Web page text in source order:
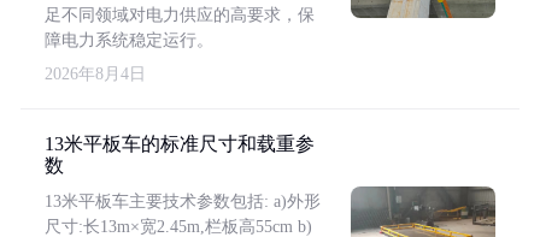
足不同领域对电力供应的高要求，保
障电力系统稳定运行。
2026年8月4日
13米平板车的标准尺寸和载重参
数
13米平板车主要技术参数包括: a)外形
尺寸:长13m×宽2.45m,栏板高55cm b)